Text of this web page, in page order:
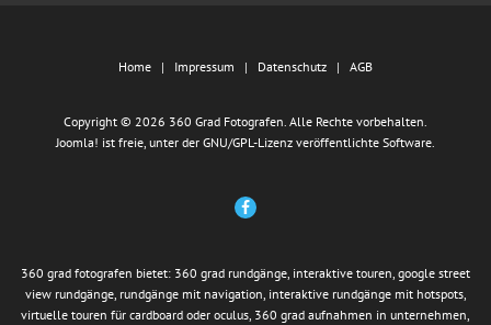
Home Impressum Datenschutz AGB
Copyright © 2026 360 Grad Fotografen. Alle Rechte vorbehalten.
Joomla! ist freie, unter der GNU/GPL-Lizenz veröffentlichte Software.
360 grad fotografen bietet: 360 grad rundgänge, interaktive touren, google street
view rundgänge, rundgänge mit navigation, interaktive rundgänge mit hotspots,
virtuelle touren für cardboard oder oculus, 360 grad aufnahmen in unternehmen,